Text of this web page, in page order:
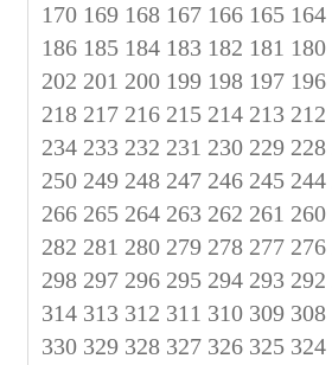
164
165
166
167
168
169
170
180
181
182
183
184
185
186
196
197
198
199
200
201
202
212
213
214
215
216
217
218
228
229
230
231
232
233
234
244
245
246
247
248
249
250
260
261
262
263
264
265
266
276
277
278
279
280
281
282
292
293
294
295
296
297
298
308
309
310
311
312
313
314
324
325
326
327
328
329
330